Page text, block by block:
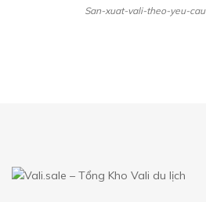
San-xuat-vali-theo-yeu-cau